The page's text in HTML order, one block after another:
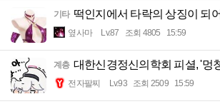
기타 떡인지에서 타락의 상징이 되
옆사마 Lv.87 조회 4805 15:59
계층 대한신경정신의학회 피셜, '멍
전자팔찌 Lv.93 조회 2509 15:59